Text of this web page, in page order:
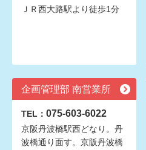
ＪＲ西大路駅より徒歩1分
企画管理部 南営業所
TEL： 075-603-6022
京阪丹波橋駅西どなり。丹
波橋通り面す。京阪丹波橋